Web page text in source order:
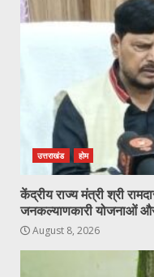
उत्तराखंड होम
केंद्रीय राज्य मंत्री श्री
जनकल्याणकारी योजनाओं और
August 8, 2026